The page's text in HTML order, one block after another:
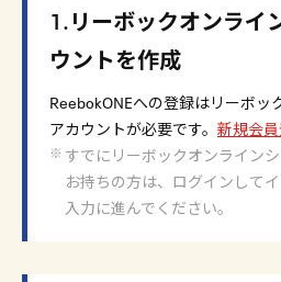
1.リーボックオンライ
ウントを作成
ReebokONEへの登録はリーボッ
アカウントが必要です。 新規会
すでにリーボックオンライン
お持ちの方は、ログインして
入力に進んでください。